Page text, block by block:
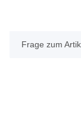
Frage zum